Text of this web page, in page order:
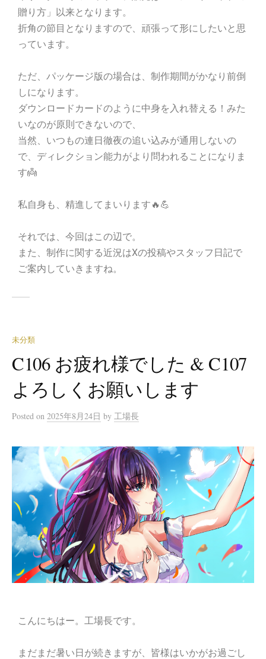
贈り方」以来となります。
折角の節目となりますので、頑張って形にしたいと思
っています。
ただ、パッケージ版の場合は、制作期間がかなり前倒
しになります。
ダウンロードカードのように中身を入れ替える！みた
いなのが原則できないので、
当然、いつもの連日徹夜の追い込みが通用しないの
で、ディレクション能力がより問われることになりま
す👼
私自身も、精進してまいります🔥💪
それでは、今回はこの辺で。
また、制作に関する近況はXの投稿やスタッフ日記で
ご案内していきますね。
未分類
C106 お疲れ様でした & C107
よろしくお願いします
Posted on 2025年8月24日 by 工場長
こんにちはー。工場長です。
まだまだ暑い日が続きますが、皆様はいかがお過ごし